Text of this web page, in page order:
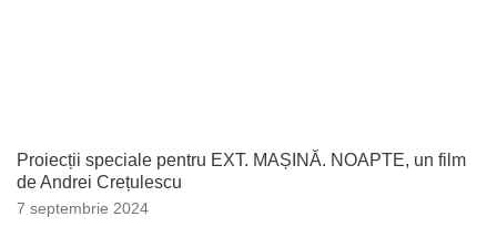
Proiecții speciale pentru EXT. MAȘINĂ. NOAPTE, un film
de Andrei Crețulescu
7 septembrie 2024